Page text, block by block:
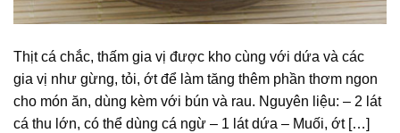
Thịt cá chắc, thấm gia vị được kho cùng với dứa và các
gia vị như gừng, tỏi, ớt để làm tăng thêm phần thơm ngon
cho món ăn, dùng kèm với bún và rau. Nguyên liệu: – 2 lát
cá thu lớn, có thể dùng cá ngừ – 1 lát dứa – Muối, ớt […]